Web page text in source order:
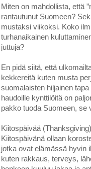
Miten on mahdollista, että
rantautunut Suomeen?
mustaksi viikoksi. Koko
turhanaikainen
juttuja?
En pidä siitä, että
kekkereitä kuten musta
suomalaisten hiljainen
haudoille kynttilöitä on
pakko tuoda Suomeen, se
Kiitospäivää
Kiitospäivänä ollaan
jotka ovat elämässä hyvin
kuten rakkaus, terveys,